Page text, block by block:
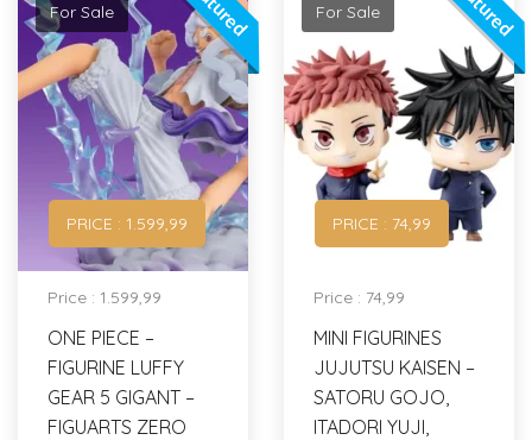
PRICE : 1.599,99
For Sale
Price : 1.599,99
ONE PIECE –
FIGURINE LUFFY
GEAR 5 GIGANT –
FIGUARTS ZERO
PRICE : 74,99
For Sale
Price : 74,99
MINI FIGURINES
JUJUTSU KAISEN –
SATORU GOJO,
ITADORI YUJI,